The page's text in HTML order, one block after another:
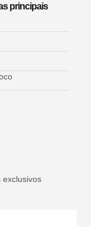
principais
exclusivos